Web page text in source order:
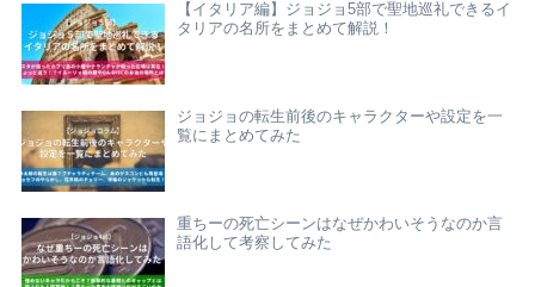
【イタリア編】ジョジョ5部で聖地巡礼できるイ
タリアの名所をまとめて解説！
ジョジョの転生前後のキャラクターや設定を一
覧にまとめてみた
重ちーの死亡シーンはなぜかわいそうなのか言
語化して考察してみた